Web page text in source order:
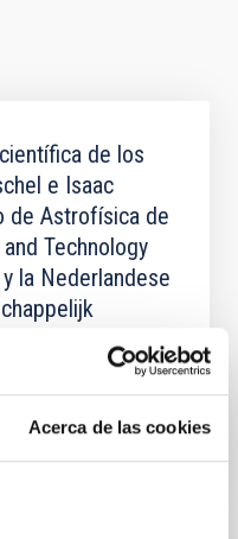
Acerca de las cookies
de los
e Isaac
de Astrofísica de
Technology
la Nederlandese